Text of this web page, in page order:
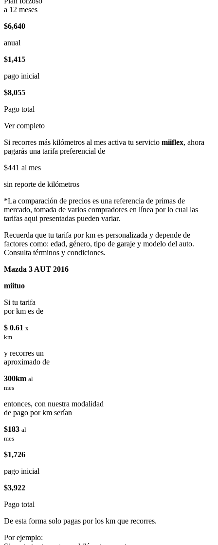
a 12 meses
$6,640
anual
$1,415
pago inicial
$8,055
Pago total
Ver completo
Si recorres más kilómetros al mes activa tu servicio miiflex, ahora
pagarás una tarifa preferencial de
$441 al mes
sin reporte de kilómetros
*La comparación de precios es una referencia de primas de
mercado, tomada de varios compradores en línea por lo cual las
tarifas aqui presentadas pueden variar.
Recuerda que tu tarifa por km es personalizada y depende de
factores como: edad, género, tipo de garaje y modelo del auto.
Consulta términos y condiciones.
Mazda 3 AUT 2016
miituo
Si tu tarifa
por km es de
$ 0.61 x
km
y recorres un
aproximado de
300km al
mes
entonces, con nuestra modalidad
de pago por km serían
$183 al
mes
$1,726
pago inicial
$3,922
Pago total
De esta forma solo pagas por los km que recorres.
Por ejemplo: